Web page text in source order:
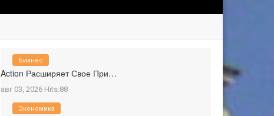
Action Расширяет Свое При…
авг 03, 2026 Hits:88
Бизнес
Экономика